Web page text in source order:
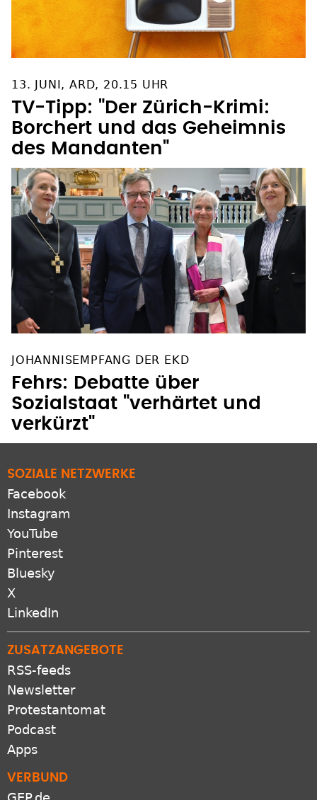
13. JUNI, ARD, 20.15 UHR
TV-Tipp: "Der Zürich-Krimi:
Borchert und das Geheimnis
des Mandanten"
JOHANNISEMPFANG DER EKD
Fehrs: Debatte über
Sozialstaat "verhärtet und
verkürzt"
SOZIALE NETZWERKE
Facebook
Instagram
YouTube
Pinterest
Bluesky
X
LinkedIn
ZUSATZANGEBOTE
RSS-feeds
Newsletter
Protestantomat
Podcast
Apps
VERBUND